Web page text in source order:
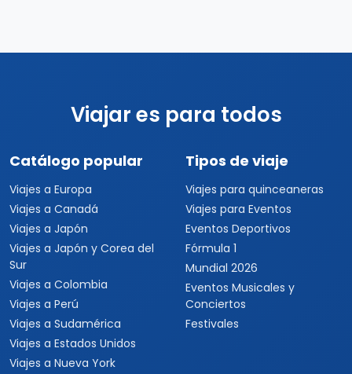
Viajar es para todos
Catálogo popular
Viajes a Europa
Viajes a Canadá
Viajes a Japón
Viajes a Japón y Corea del
Sur
Viajes a Colombia
Viajes a Perú
Viajes a Sudamérica
Viajes a Estados Unidos
Viajes a Nueva York
Tipos de viaje
Viajes para quinceaneras
Viajes para Eventos
Eventos Deportivos
Fórmula 1
Mundial 2026
Eventos Musicales y
Conciertos
Festivales